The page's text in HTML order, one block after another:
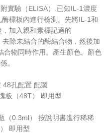
實驗（ELISA）.已知IL-1濃度
標板內進行檢測。先將IL-1和
，加入親和素標記過的
未結合的酶結合物，然後加
作用。產生顏色。顏色
。
孔配置 配製
板（48T） 即用型
（0.3ml） 按說明書進行稀稀
即用型